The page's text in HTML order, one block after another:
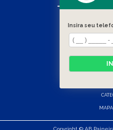
Copyright © AB
Insira seu